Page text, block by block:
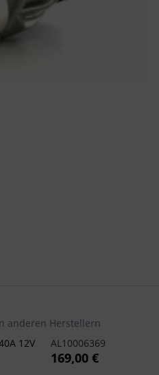
anderen Herstellern
12V
AL10006369
169,00 €